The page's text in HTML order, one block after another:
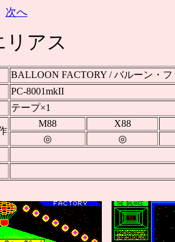
次へ
リアス
BALLOON FACTORY / バルーン・
PC-8001mkII
テープ×1
M88
X88
◎
◎